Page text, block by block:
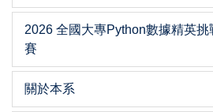
2026 全國大專Python數據精英
賽
關於本系